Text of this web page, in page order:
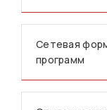
Сетевая
программ